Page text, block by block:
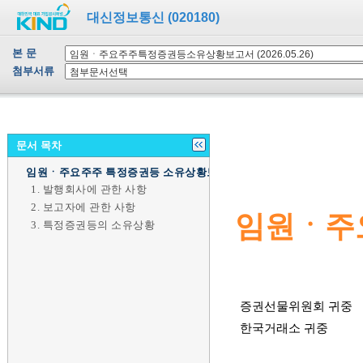
대신정보통신 (020180)
본 문
첨부서류
문서 목차